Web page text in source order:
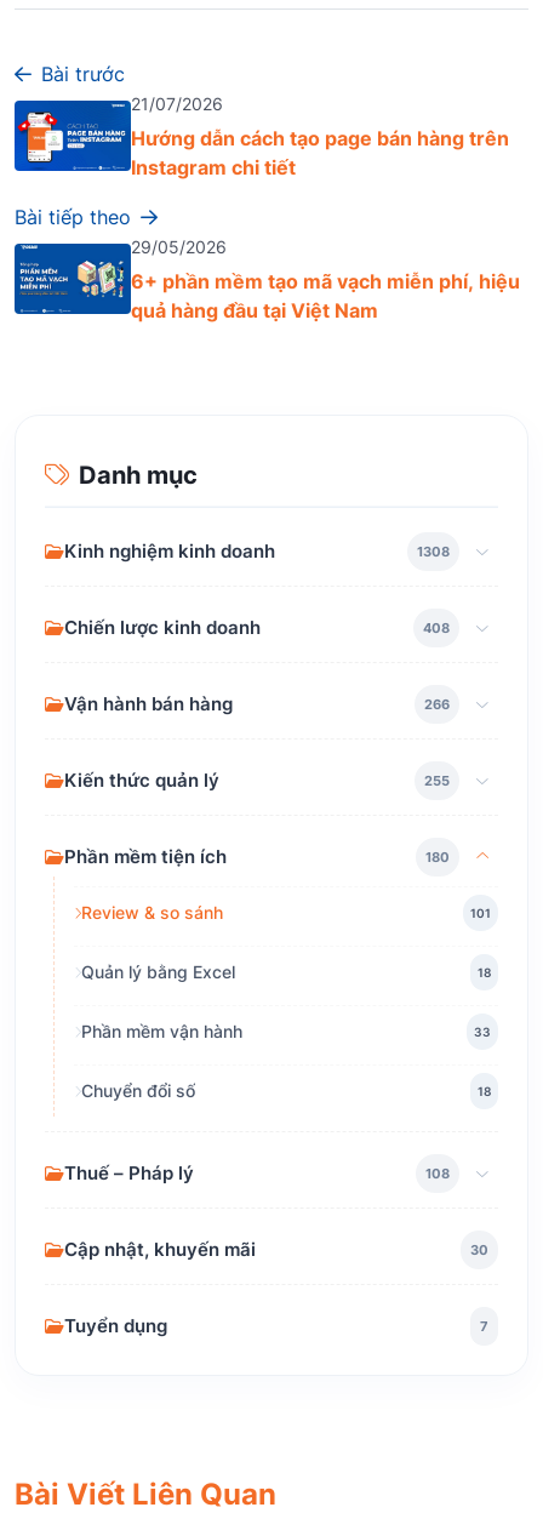
Bài trước
21/07/2026
Hướng dẫn cách tạo page bán hàng trên
Instagram chi tiết
Bài tiếp theo
29/05/2026
6+ phần mềm tạo mã vạch miễn phí, hiệu
quả hàng đầu tại Việt Nam
Danh mục
Kinh nghiệm kinh doanh 1308
Chiến lược kinh doanh 408
Vận hành bán hàng 266
Kiến thức quản lý 255
Phần mềm tiện ích 180
Review & so sánh 101
Quản lý bằng Excel 18
Phần mềm vận hành 33
Chuyển đổi số 18
Thuế – Pháp lý 108
Cập nhật, khuyến mãi 30
Tuyển dụng 7
Bài Viết Liên Quan